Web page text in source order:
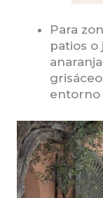
Para
patios o
entorno